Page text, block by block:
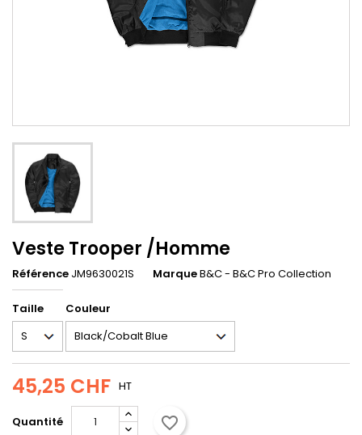
Veste Trooper /Homme
Référence JM9630021S MarqueB&C - B&C Pro Collection
Taille Couleur
45,25 CHF HT
Quantité favorite_border